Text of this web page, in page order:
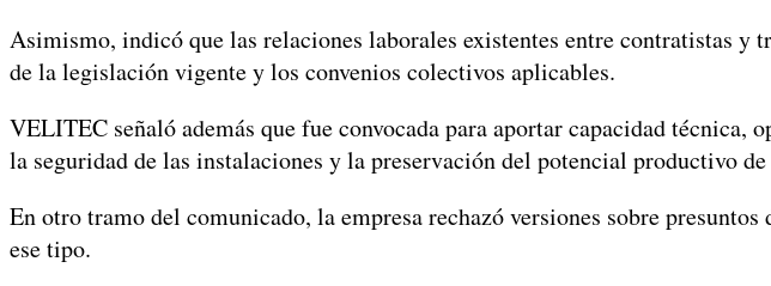
Asimismo, indicó que las relaciones laborales existentes entre contratistas y
de la legislación vigente y los convenios colectivos aplicables.
VELITEC señaló además que fue convocada para aportar capacidad
la seguridad de las instalaciones y la preservación del potencial productivo
En otro tramo del comunicado, la empresa rechazó versiones sobre
ese tipo.